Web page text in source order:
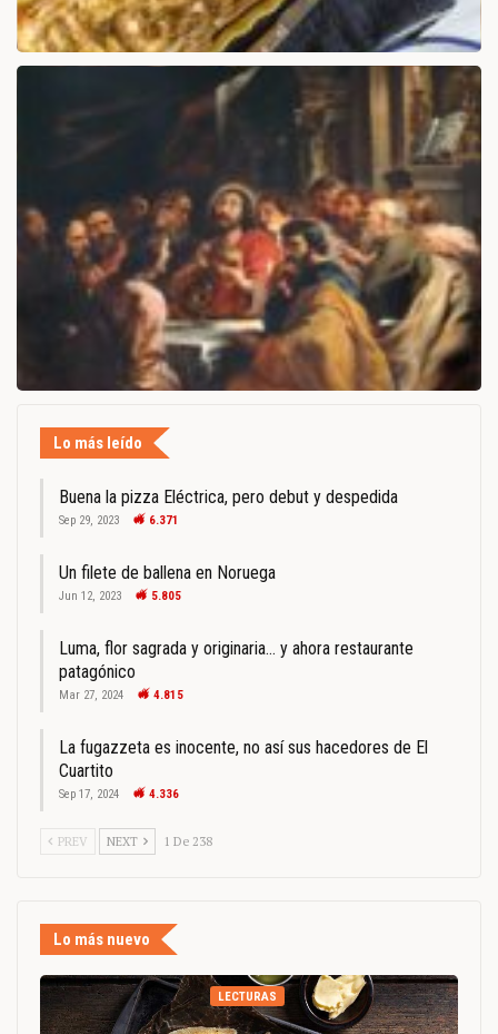
Lo más leído
Buena la pizza Eléctrica, pero debut y despedida
Sep 29, 2023 6.371
Un filete de ballena en Noruega
Jun 12, 2023 5.805
Luma, flor sagrada y originaria… y ahora restaurante
patagónico
Mar 27, 2024 4.815
La fugazzeta es inocente, no así sus hacedores de El
Cuartito
Sep 17, 2024 4.336
PREV NEXT 1 De 238
Lo más nuevo
LECTURAS